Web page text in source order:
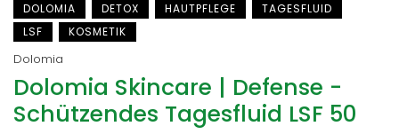
DOLOMIA DETOX HAUTPFLEGE
TAGESFLUID
LSF
KOSMETIK
Dolomia
Dolomia Skincare | Defense -
Schützendes Tagesfluid LSF 50